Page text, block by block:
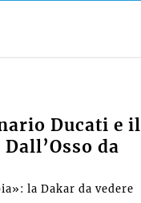
Ducati e il
da
la Dakar da vedere